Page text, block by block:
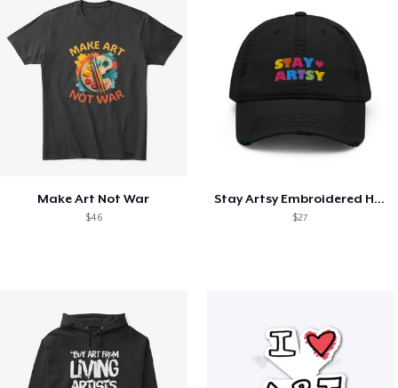
Make Art Not War
$46
Stay Artsy Embroidered Hat
$27